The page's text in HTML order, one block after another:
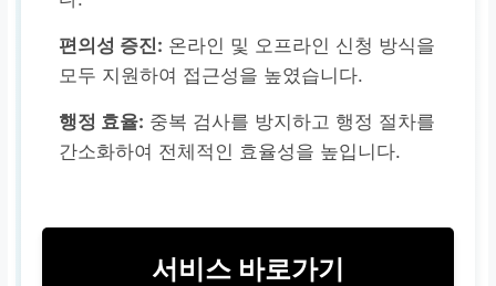
편의성 증진: 온라인 및 오프라인 신청 방식을
모두 지원하여 접근성을 높였습니다.
행정 효율: 중복 검사를 방지하고 행정 절차를
간소화하여 전체적인 효율성을 높입니다.
서비스 바로가기